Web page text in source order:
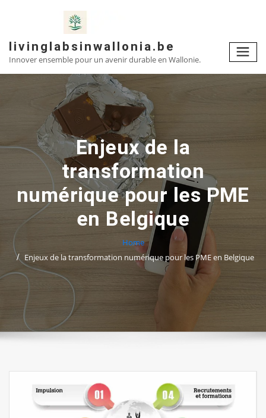
livinglabsinwallonia.be
Innover ensemble pour un avenir durable en Wallonie.
Enjeux de la
transformation
numérique pour les PME
en Belgique
Home
Enjeux de la transformation numérique pour les PME en Belgique